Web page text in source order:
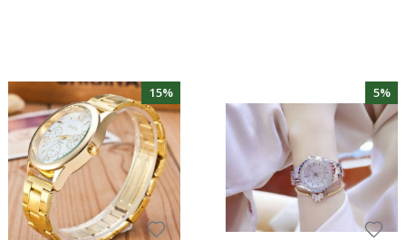
15% 5%